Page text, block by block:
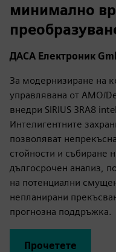
минимално
ДАСА Електроник
За модернизиране на
управлявана от AMO/
внедри SIRIUS 3RA8
Интелигентните
позволяват
стойности и събиране
дългосрочен анализ,
на потенциални
непланирани
прогнозна поддръжка.
Прочетете